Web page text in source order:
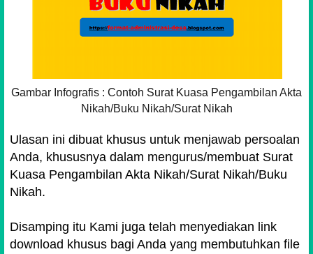
Gambar Infografis : Contoh Surat Kuasa Pengambilan Akta
Nikah/Buku Nikah/Surat Nikah
Ulasan ini dibuat khusus untuk menjawab persoalan
Anda, khususnya dalam mengurus/membuat Surat
Kuasa Pengambilan Akta Nikah/Surat Nikah/Buku
Nikah.
Disamping itu Kami juga telah menyediakan link
download khusus bagi Anda yang membutuhkan file